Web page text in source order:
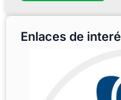
Enlaces de